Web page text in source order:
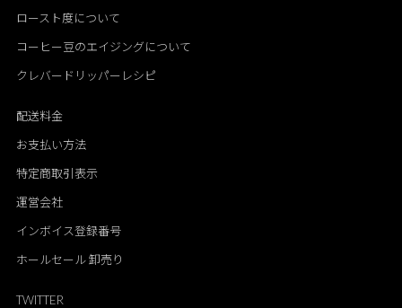
ロースト度について
コーヒー豆のエイジングについて
クレバードリッパーレシピ
配送料金
お支払い方法
特定商取引表示
運営会社
インボイス登録番号
ホールセール 卸売り
TWITTER